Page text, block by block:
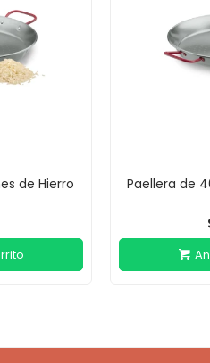
de Hierro
Paellera de